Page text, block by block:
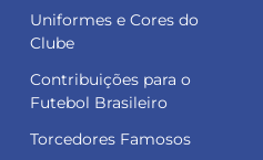
Uniformes e Cores do
Clube
Contribuições para o
Futebol Brasileiro
Torcedores Famosos